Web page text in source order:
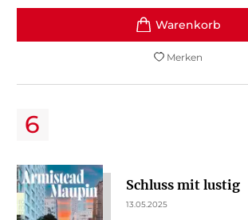
Merken
Schluss mit lustig
13.05.2025